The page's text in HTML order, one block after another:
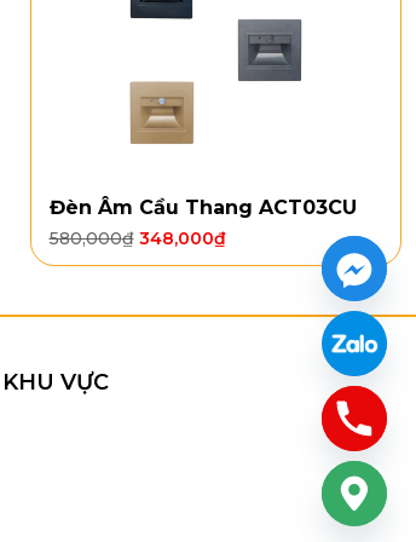
Đèn Âm Cầu Thang ACT03CU
580,000₫ 348,000₫
KHU VỰC